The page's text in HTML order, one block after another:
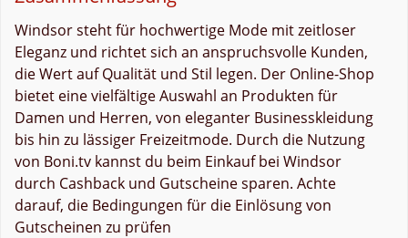
Windsor steht für hochwertige Mode mit zeitloser
Eleganz und richtet sich an anspruchsvolle Kunden,
die Wert auf Qualität und Stil legen. Der Online-Shop
bietet eine vielfältige Auswahl an Produkten für
Damen und Herren, von eleganter Businesskleidung
bis hin zu lässiger Freizeitmode. Durch die Nutzung
von Boni.tv kannst du beim Einkauf bei Windsor
durch Cashback und Gutscheine sparen. Achte
darauf, die Bedingungen für die Einlösung von
Gutscheinen zu prüfen